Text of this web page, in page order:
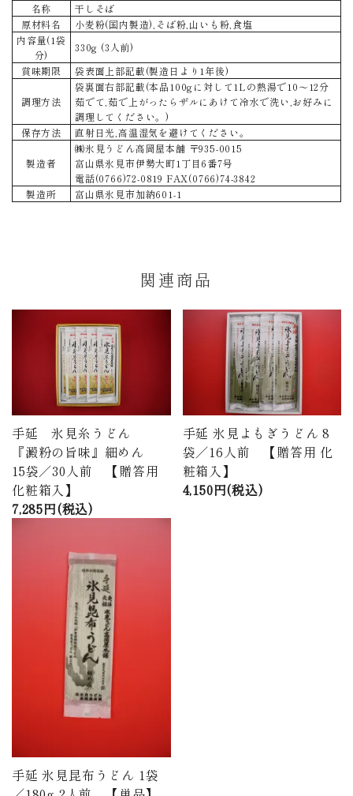
名称
干しそば
原材料名
小麦粉(国内製造),そば粉,山いも粉,食塩
内容量(1袋
分)
330g (3人前)
賞味期限
袋表面上部記載(製造日より1年後)
調理方法
袋裏面右部記載(本品100gに対して1Lの熱湯で10～12分
茹でて,茹で上がったらザルにあけて冷水で洗い,お好みに
調理してください。)
保存方法
直射日光,高温湿気を避けてください。
製造者
㈱氷見うどん高岡屋本舗 〒935-0015
富山県氷見市伊勢大町1丁目6番7号
電話(0766)72-0819 FAX(0766)74-3842
製造所
富山県氷見市加納601-1
関連商品
手延 氷見糸うどん
『澱粉の旨味』細めん
15袋／30人前 【贈答用
化粧箱入】
7,285円(税込)
手延 氷見よもぎうどん 8
袋／16人前 【贈答用 化
粧箱入】
4,150円(税込)
手延 氷見昆布うどん 1袋